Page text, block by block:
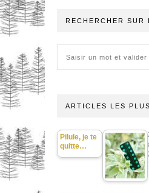
RECHERCHER SUR
ARTICLES LES
Pilule, je te
quitte…